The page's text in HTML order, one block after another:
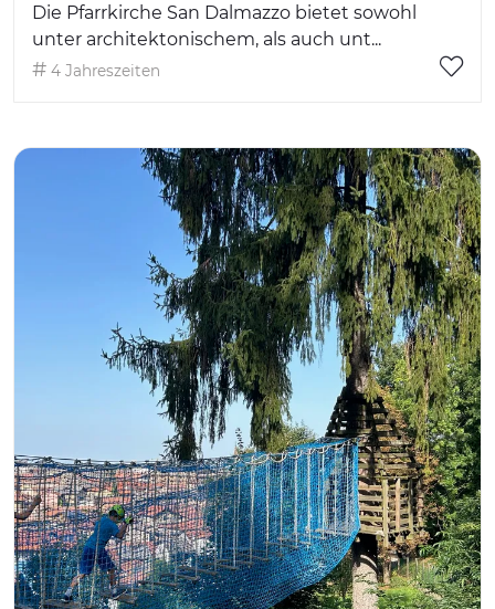
Die Pfarrkirche San Dalmazzo bietet sowohl
unter architektonischem, als auch unt...
4 Jahreszeiten